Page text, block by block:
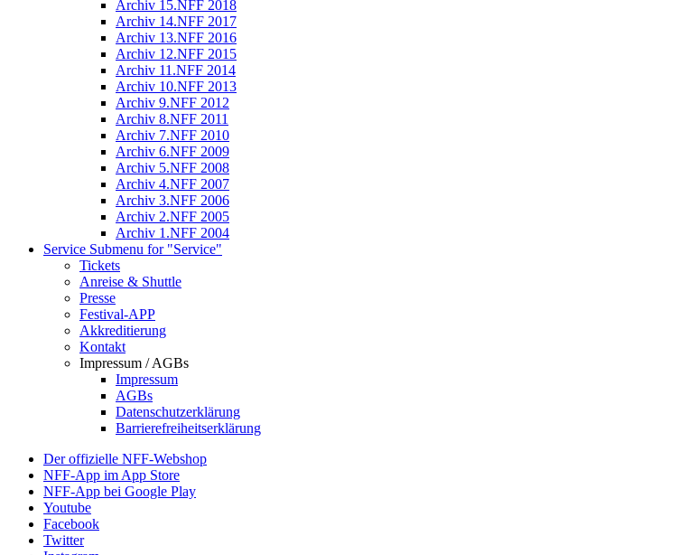
Archiv 15.NFF 2018
Archiv 14.NFF 2017
Archiv 13.NFF 2016
Archiv 12.NFF 2015
Archiv 11.NFF 2014
Archiv 10.NFF 2013
Archiv 9.NFF 2012
Archiv 8.NFF 2011
Archiv 7.NFF 2010
Archiv 6.NFF 2009
Archiv 5.NFF 2008
Archiv 4.NFF 2007
Archiv 3.NFF 2006
Archiv 2.NFF 2005
Archiv 1.NFF 2004
Service Submenu for "Service"
Tickets
Anreise & Shuttle
Presse
Festival-APP
Akkreditierung
Kontakt
Impressum / AGBs
Impressum
AGBs
Datenschutzerklärung
Barrierefreiheitserklärung
Der offizielle NFF-Webshop
NFF-App im App Store
NFF-App bei Google Play
Youtube
Facebook
Twitter